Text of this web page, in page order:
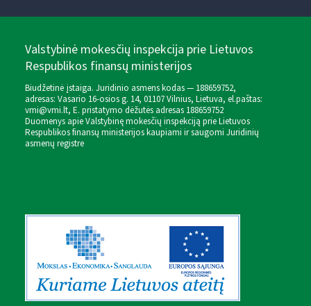
Valstybinė mokesčių inspekcija prie Lietuvos
Respublikos finansų ministerijos
Biudžetinė įstaiga. Juridinio asmens kodas — 188659752,
adresas: Vasario 16-osios g. 14, 01107 Vilnius, Lietuva, el.paštas:
vmi@vmi.lt, E. pristatymo dėžutės adresas 188659752
Duomenys apie Valstybinę mokesčių inspekciją prie Lietuvos
Respublikos finansų ministerijos kaupiami ir saugomi Juridinių
asmenų registre